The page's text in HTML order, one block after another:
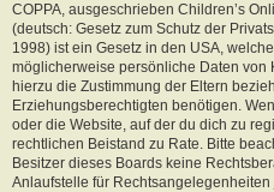
COPPA, ausgeschrieben Children’s
(deutsch: Gesetz zum Schutz der
1998) ist ein Gesetz in den USA,
möglicherweise persönliche Daten von
hierzu die Zustimmung der Eltern
Erziehungsberechtigten benötigen.
oder die Website, auf der du dich zu
rechtlichen Beistand zu Rate. Bitte
Besitzer dieses Boards keine
Anlaufstelle für